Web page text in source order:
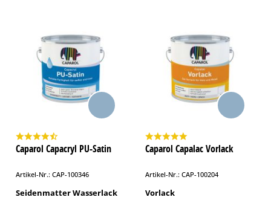
Caparol Capacryl PU-Satin
Artikel-Nr.: CAP-100346
Seidenmatter Wasserlack
Caparol Capalac Vorlack
Artikel-Nr.: CAP-100204
Vorlack